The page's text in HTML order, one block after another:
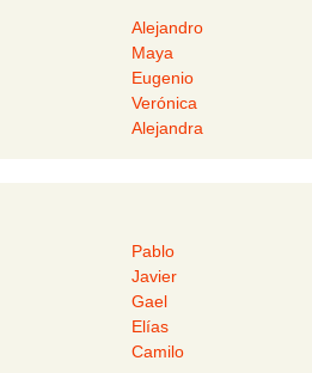
Alejandro
Maya
Eugenio
Verónica
Alejandra
Pablo
Javier
Gael
Elías
Camilo